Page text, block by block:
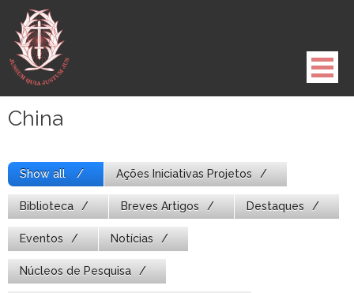
para
conteúdo
China
Show all Ações Iniciativas Projetos
Biblioteca Breves Artigos Destaques
Eventos Notícias
Núcleos de Pesquisa